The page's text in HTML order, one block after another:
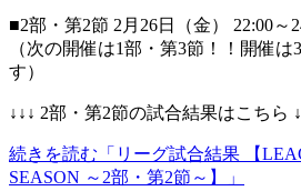
■2部・第2節 2月26日（金） 22:00～
（次の開催は1部・第3節！！開催
す）
↓↓↓ 2部・第2節の試合結果はこちら
続きを読む「リーグ試合結果 【
SEASON ～2部・第2節～】」